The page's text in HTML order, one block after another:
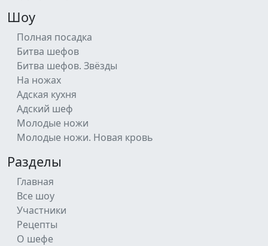
Шоу
Полная посадка
Битва шефов
Битва шефов. Звёзды
На ножах
Адская кухня
Адский шеф
Молодые ножи
Молодые ножи. Новая кровь
Разделы
Главная
Все шоу
Участники
Рецепты
О шефе